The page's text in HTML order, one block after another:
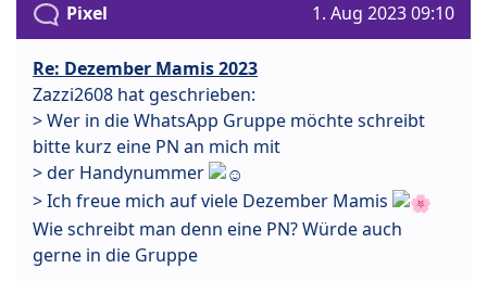
Pixel 1. Aug 2023 09:10
Re: Dezember Mamis 2023
Zazzi2608 hat geschrieben:
> Wer in die WhatsApp Gruppe möchte schreibt
bitte kurz eine PN an mich mit
> der Handynummer
> Ich freue mich auf viele Dezember Mamis
Wie schreibt man denn eine PN? Würde auch
gerne in die Gruppe